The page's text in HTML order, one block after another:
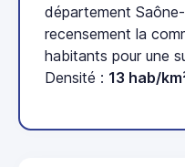
département
recensement la
habitants pour une
Densité : 13 hab/